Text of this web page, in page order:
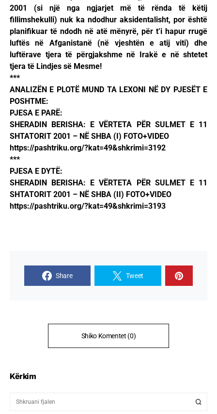
2001 (si një nga ngjarjet më të rënda të këtij
fillimshekulli) nuk ka ndodhur aksidentalisht, por është
planifikuar të ndodh në atë mënyrë, për t’i hapur rrugë
luftës në Afganistanë (në vjeshtën e atij viti) dhe
luftërave tjera të përgjakshme në Irakë e në shtetet
tjera të Lindjes së Mesme!
***
ANALIZËN E PLOTË MUND TA LEXONI NË DY PJESËT E
POSHTME:
PJESA E PARË:
SHERADIN BERISHA: E VËRTETA PËR SULMET E 11
SHTATORIT 2001 – NË SHBA (I) FOTO+VIDEO
https://pashtriku.org/?kat=49&shkrimi=3192
***
PJESA E DYTË:
SHERADIN BERISHA: E VËRTETA PËR SULMET E 11
SHTATORIT 2001 – NË SHBA (II) FOTO+VIDEO
https://pashtriku.org/?kat=49&shkrimi=3193
Share Tweet
Shiko Komentet (0)
Kërkim